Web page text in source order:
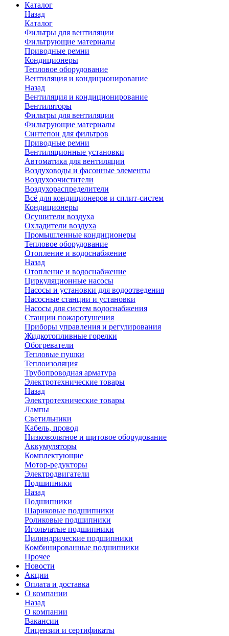
Каталог
Назад
Каталог
Фильтры для вентиляции
Фильтрующие материалы
Приводные ремни
Кондиционеры
Тепловое оборудование
Вентиляция и кондиционирование
Назад
Вентиляция и кондиционирование
Вентиляторы
Фильтры для вентиляции
Фильтрующие материалы
Синтепон для фильтров
Приводные ремни
Вентиляционные установки
Автоматика для вентиляции
Воздуховоды и фасонные элементы
Воздухоочистители
Воздухораспределители
Всё для кондиционеров и сплит-систем
Кондиционеры
Осушители воздуха
Охладители воздуха
Промышленные кондиционеры
Тепловое оборудование
Отопление и водоснабжение
Назад
Отопление и водоснабжение
Циркуляционные насосы
Насосы и установки для водоотведения
Насосные станции и установки
Насосы для систем водоснабжения
Станции пожаротушения
Приборы управления и регулирования
Жидкотопливные горелки
Обогреватели
Тепловые пушки
Теплоизоляция
Трубопроводная арматура
Электротехнические товары
Назад
Электротехнические товары
Лампы
Светильники
Кабель, провод
Низковольтное и щитовое оборудование
Аккумуляторы
Комплектующие
Мотор-редукторы
Электродвигатели
Подшипники
Назад
Подшипники
Шариковые подшипники
Роликовые подшипники
Игольчатые подшипники
Цилиндрические подшипники
Комбинированные подшипники
Прочее
Новости
Акции
Оплата и доставка
О компании
Назад
О компании
Вакансии
Лицензии и сертификаты